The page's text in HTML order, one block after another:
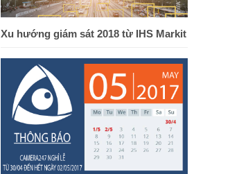
Xu hướng giám sát 2018 từ IHS Markit